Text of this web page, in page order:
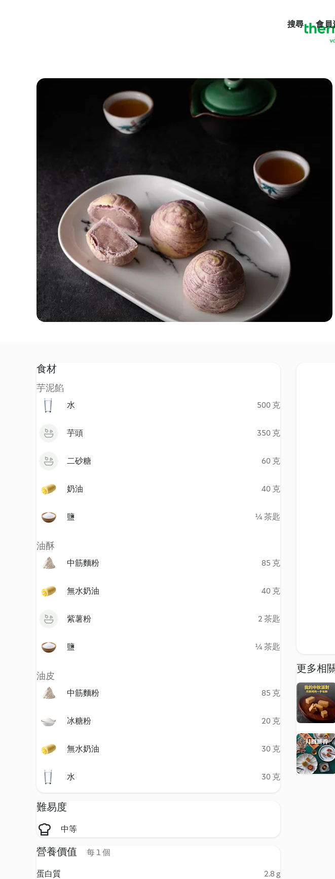
搜尋 會員
食材
芋泥餡
水 500 克
芋頭 350 克
二砂糖 60 克
奶油 40 克
鹽 ¼ 茶匙
油酥
中筋麵粉 85 克
無水奶油 40 克
紫薯粉 2 茶匙
鹽 ¼ 茶匙
油皮
中筋麵粉 85 克
冰糖粉 20 克
無水奶油 30 克
水 30 克
難易度
中等
營養價值 每 1 個
蛋白質
2.8 g
更多相